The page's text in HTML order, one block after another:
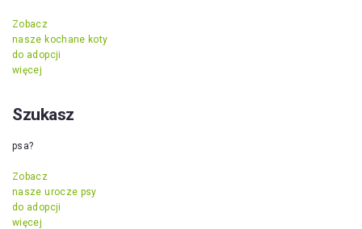
Zobacz
nasze kochane koty
do adopcji
więcej
Szukasz
psa?
Zobacz
nasze urocze psy
do adopcji
więcej